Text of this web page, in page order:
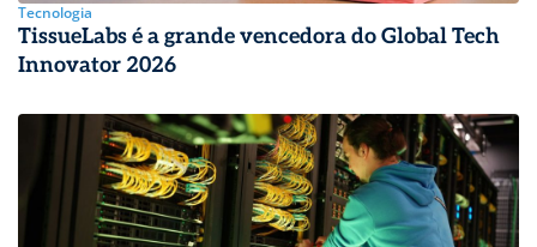
Tecnologia
TissueLabs é a grande vencedora do Global Tech
Innovator 2026